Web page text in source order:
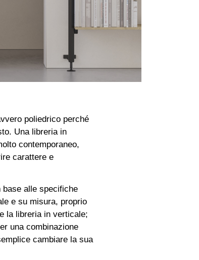
poliedrico perché
Una libreria in
contemporaneo,
carattere e
base alle specifiche
e su misura, proprio
la libreria in verticale;
una combinazione
cambiare la sua